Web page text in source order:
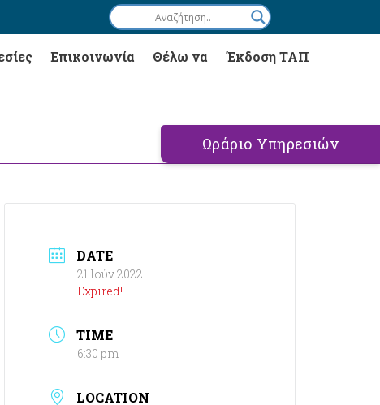
Επικοινωνία Θέλω να Έκδοση ΤΑΠ
Ωράριο Υπηρεσιών
DATE
21 Ιούν 2022
Expired!
TIME
6:30 pm
LOCATION